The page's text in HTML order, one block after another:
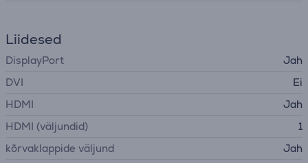
Liidesed
DisplayPort
Jah
DVI
Ei
HDMI
Jah
HDMI (väljundid)
1
kõrvaklappide väljund
Jah